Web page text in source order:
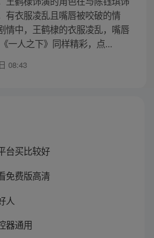
有衣服凌乱且嘴唇被咬破的情
情中，王鹤棣的衣服凌乱，嘴唇
一人之下》同样精彩，点...
08:43
台买比较好
免费版高清
人
器通用